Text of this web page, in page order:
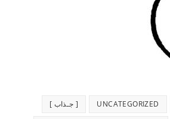
UNCATEGORIZED [ جـذاب ]